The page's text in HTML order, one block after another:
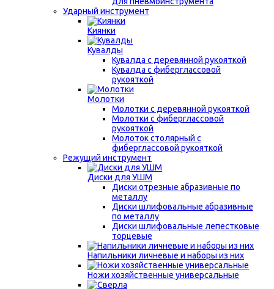
Ударный инструмент
Киянки
Кувалды
Кувалда с деревянной рукояткой
Кувалда с фиберглассовой
рукояткой
Молотки
Молотки с деревянной рукояткой
Молотки с фиберглассовой
рукояткой
Молоток столярный с
фиберглассовой рукояткой
Режущий инструмент
Диски для УШМ
Диски отрезные абразивные по
металлу
Диски шлифовальные абразивные
по металлу
Диски шлифовальные лепестковые
торцевые
Напильники личневые и наборы из них
Ножи хозяйственные универсальные